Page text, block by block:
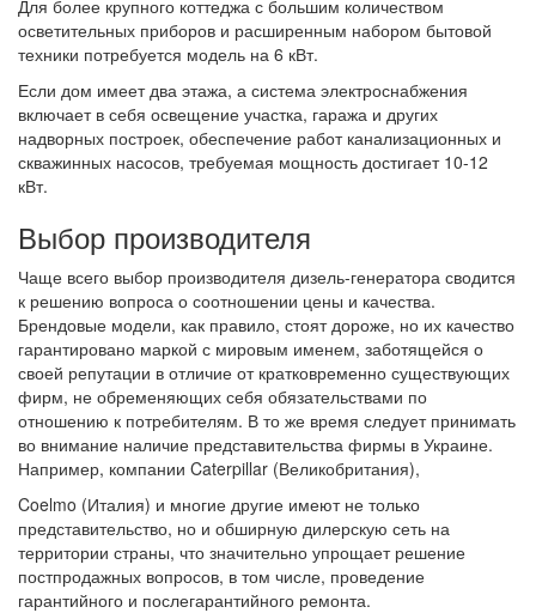
Для более крупного коттеджа с большим количеством
осветительных приборов и расширенным набором бытовой
техники потребуется модель на 6 кВт.
Если дом имеет два этажа, а система электроснабжения
включает в себя освещение участка, гаража и других
надворных построек, обеспечение работ канализационных и
скважинных насосов, требуемая мощность достигает 10-12
кВт.
Выбор производителя
Чаще всего выбор производителя дизель-генератора сводится
к решению вопроса о соотношении цены и качества.
Брендовые модели, как правило, стоят дороже, но их качество
гарантировано маркой с мировым именем, заботящейся о
своей репутации в отличие от кратковременно существующих
фирм, не обременяющих себя обязательствами по
отношению к потребителям. В то же время следует принимать
во внимание наличие представительства фирмы в Украине.
Например, компании Caterpillar (Великобритания),
Coelmo (Италия) и многие другие имеют не только
представительство, но и обширную дилерскую сеть на
территории страны, что значительно упрощает решение
постпродажных вопросов, в том числе, проведение
гарантийного и послегарантийного ремонта.